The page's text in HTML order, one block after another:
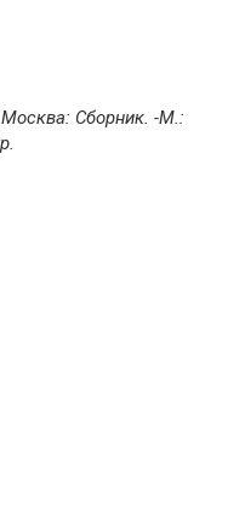
Москва: Сборник. -М.: